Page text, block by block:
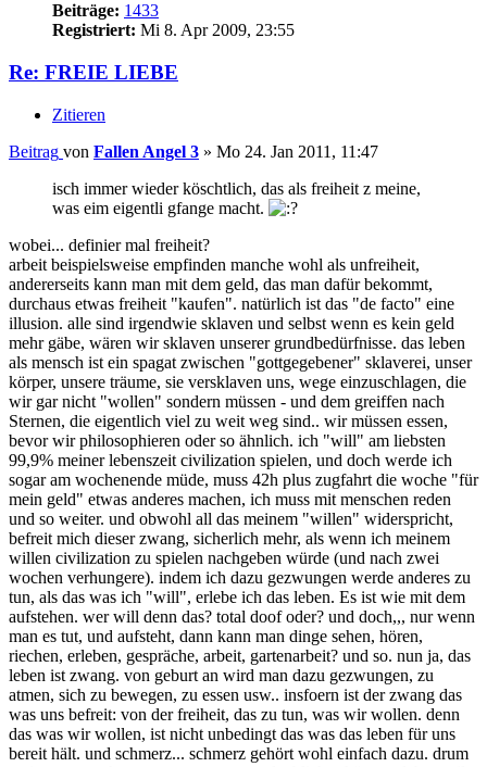
Beiträge: 1433
Registriert: Mi 8. Apr 2009, 23:55
Re: FREIE LIEBE
Zitieren
Beitrag von Fallen Angel 3 » Mo 24. Jan 2011, 11:47
isch immer wieder köschtlich, das als freiheit z meine,
was eim eigentli gfange macht.
wobei... definier mal freiheit?
arbeit beispielsweise empfinden manche wohl als unfreiheit,
andererseits kann man mit dem geld, das man dafür bekommt,
durchaus etwas freiheit "kaufen". natürlich ist das "de facto" eine
illusion. alle sind irgendwie sklaven und selbst wenn es kein geld
mehr gäbe, wären wir sklaven unserer grundbedürfnisse. das leben
als mensch ist ein spagat zwischen "gottgegebener" sklaverei, unser
körper, unsere träume, sie versklaven uns, wege einzuschlagen, die
wir gar nicht "wollen" sondern müssen - und dem greiffen nach
Sternen, die eigentlich viel zu weit weg sind.. wir müssen essen,
bevor wir philosophieren oder so ähnlich. ich "will" am liebsten
99,9% meiner lebenszeit civilization spielen, und doch werde ich
sogar am wochenende müde, muss 42h plus zugfahrt die woche "für
mein geld" etwas anderes machen, ich muss mit menschen reden
und so weiter. und obwohl all das meinem "willen" widerspricht,
befreit mich dieser zwang, sicherlich mehr, als wenn ich meinem
willen civilization zu spielen nachgeben würde (und nach zwei
wochen verhungere). indem ich dazu gezwungen werde anderes zu
tun, als das was ich "will", erlebe ich das leben. Es ist wie mit dem
aufstehen. wer will denn das? total doof oder? und doch,,, nur wenn
man es tut, und aufsteht, dann kann man dinge sehen, hören,
riechen, erleben, gespräche, arbeit, gartenarbeit? und so. nun ja, das
leben ist zwang. von geburt an wird man dazu gezwungen, zu
atmen, sich zu bewegen, zu essen usw.. insfoern ist der zwang das
was uns befreit: von der freiheit, das zu tun, was wir wollen. denn
das was wir wollen, ist nicht unbedingt das was das leben für uns
bereit hält. und schmerz... schmerz gehört wohl einfach dazu. drum